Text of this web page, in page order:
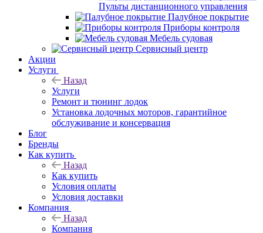
Пульты дистанционного управления
Палубное покрытие
Приборы контроля
Мебель судовая
Сервисный центр
Акции
Услуги
Назад
Услуги
Ремонт и тюнинг лодок
Установка лодочных моторов, гарантийное
обслуживание и консервация
Блог
Бренды
Как купить
Назад
Как купить
Условия оплаты
Условия доставки
Компания
Назад
Компания